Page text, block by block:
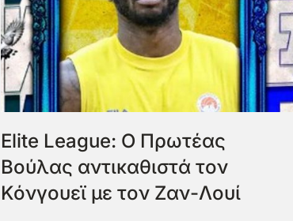
Elite League: Ο Πρωτέας
Βούλας αντικαθιστά τον
Κόνγουεϊ με τον Ζαν-Λουί